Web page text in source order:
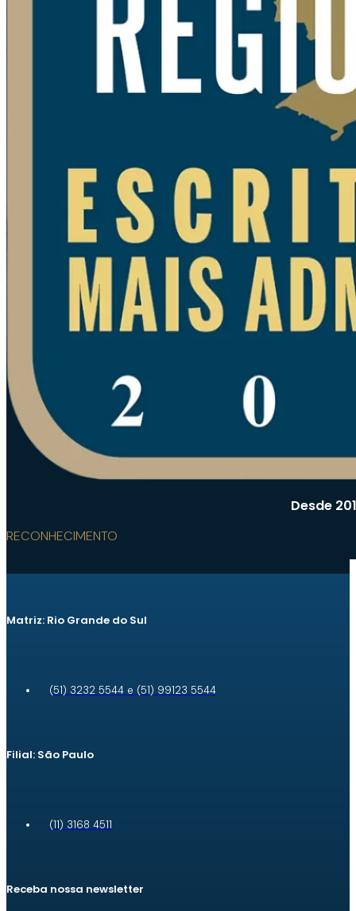
Desde
RECONHECIMENTO
Matriz: Rio Grande do Sul
(51) 3232 5544 e (51) 99123 5544
Filial: São Paulo
(11) 3168 4511
Receba nossa newsletter